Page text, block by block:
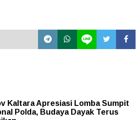
Kaltara Apresiasi Lomba Sumpit
Polda, Budaya Dayak Terus